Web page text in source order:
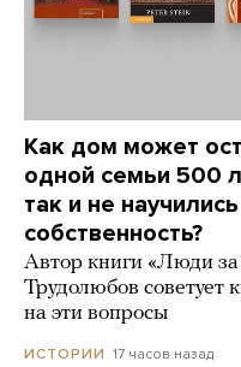
Как дом может
одной семьи 500
так и не
собственность?
Автор книги «Люди
Трудолюбов советует
на эти вопросы
ИСТОРИИ 17 часов назад